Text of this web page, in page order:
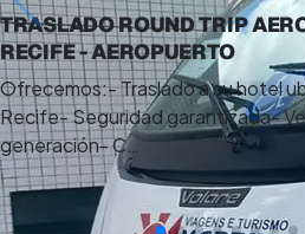
TRASLADO ROUND TRIP
RECIFE - AEROPUERTO
Ofrecemos:- Traslado a su hotel
Recife- Seguridad garantizada-
generación- C…